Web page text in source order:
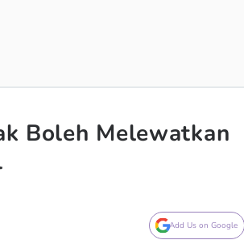
Boleh Melewatkan
Add Us on Google